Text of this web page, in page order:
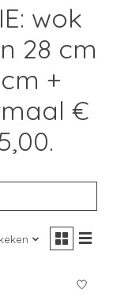
wok
28 cm
+
€